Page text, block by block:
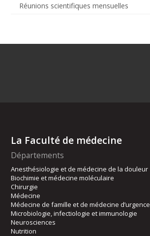
Réunions scientifiques mensuelles
La Faculté de médecine
Départements
Anesthésiologie et de médecine de la douleur
Biochimie et médecine moléculaire
Chirurgie
Médecine
Médecine de famille et de médecine d’urgence
Microbiologie, infectiologie et immunologie
Neurosciences
Nutrition